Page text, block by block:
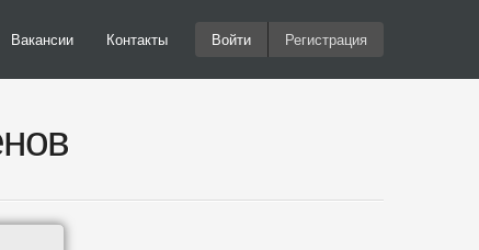
Вакансии Контакты Войти Регистрация